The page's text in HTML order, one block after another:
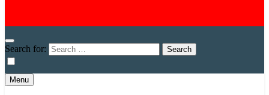
Search for:
Menu